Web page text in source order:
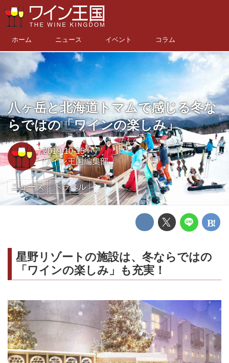
ホーム ニュース イベント コラム
八ヶ岳と北海道トマムで感じる冬な
らではの「ワインの楽しみ」
2019-10-15
ワイン王国編集部
ニュース トラベル
星野リゾートの施設は、冬ならではの
「ワインの楽しみ」も充実！